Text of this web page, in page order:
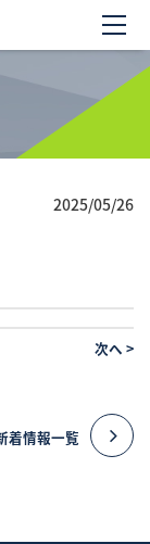
2025/05/26
次へ >
着情報一覧